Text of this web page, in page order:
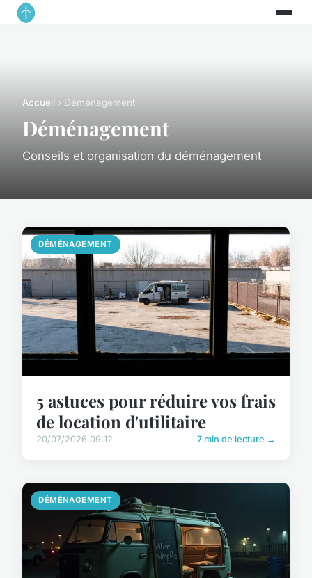
Accueil › Déménagement
Déménagement
Conseils et organisation du déménagement
DÉMÉNAGEMENT
5 astuces pour réduire vos frais
de location d'utilitaire
20/07/2026 09:12 7 min de lecture →
DÉMÉNAGEMENT